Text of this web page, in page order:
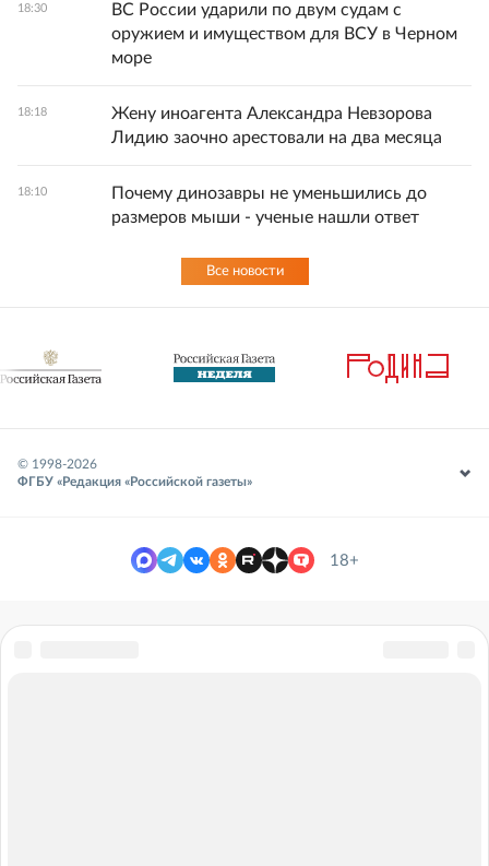
18:30
ВС России ударили по двум судам с
оружием и имуществом для ВСУ в Черном
море
18:18
Жену иноагента Александра Невзорова
Лидию заочно арестовали на два месяца
18:10
Почему динозавры не уменьшились до
размеров мыши - ученые нашли ответ
Все новости
© 1998-2026
ФГБУ «Редакция «Российской газеты»
18+